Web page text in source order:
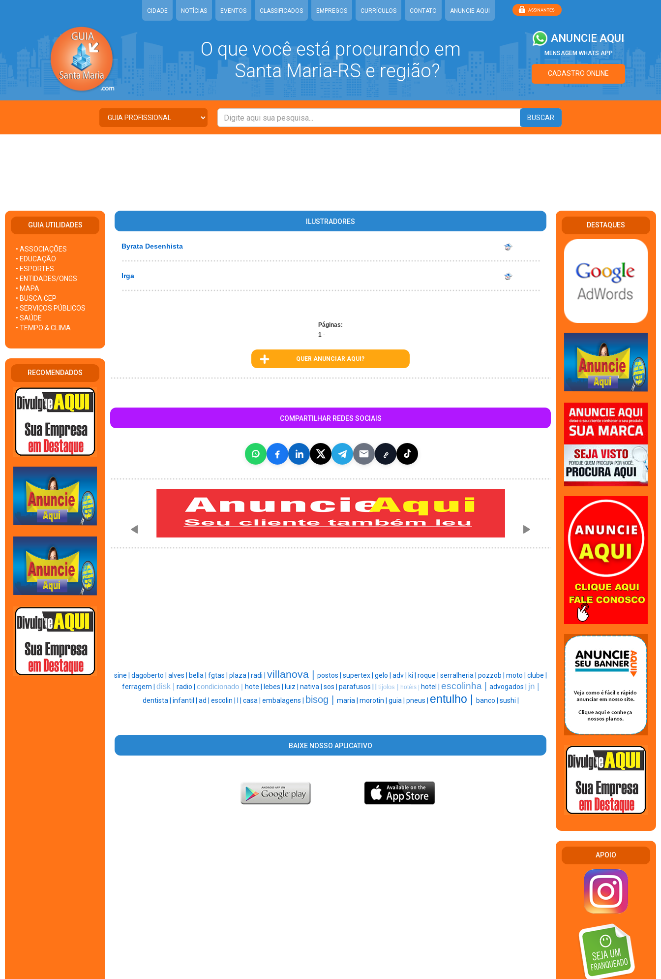
CIDADE NOTÍCIAS EVENTOS CLASSIFICADOS EMPREGOS CURRÍCULOS CONTATO ANUNCIE AQUI
O que você está procurando em
Santa Maria-RS e região?
ANUNCIE AQUI
MENSAGEM WHATS APP
CADASTRO ONLINE
GUIA UTILIDADES
• ASSOCIAÇÕES
• EDUCAÇÃO
• ESPORTES
• ENTIDADES/ONGS
• MAPA
• BUSCA CEP
• SERVIÇOS PÚBLICOS
• SAÚDE
• TEMPO & CLIMA
RECOMENDADOS
ILUSTRADORES
Byrata Desenhista
Irga
Páginas:
1 -
QUER ANUNCIAR AQUI?
COMPARTILHAR REDES SOCIAIS
sine | dagoberto | alves | bella | fgtas | plaza | radi | villanova | postos | supertex | gelo | adv | ki | roque | serralheria | pozzob | moto | clube |
ferragem | disk | radio | condicionado | hote | lebes | luiz | nativa | sos | parafusos | tijolos | hotéis | hotel | escolinha | advogados | jn |
dentista | infantil | ad | escolin | casa | embalagens | bisog | maria | morotin | guia | pneus | entulho | banco | sushi |
BAIXE NOSSO APLICATIVO
DESTAQUES
APOIO